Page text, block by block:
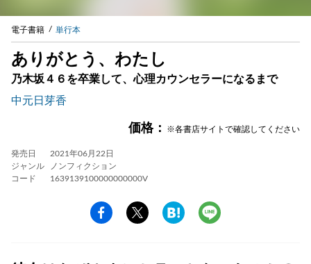
電子書籍 単行本
ありがとう、わたし
乃木坂４６を卒業して、心理カウンセラーになるまで
中元日芽香
価格： ※各書店サイトで確認してください
発売日
2021年06月22日
ジャンル
ノンフィクション
コード
1639139100000000000V